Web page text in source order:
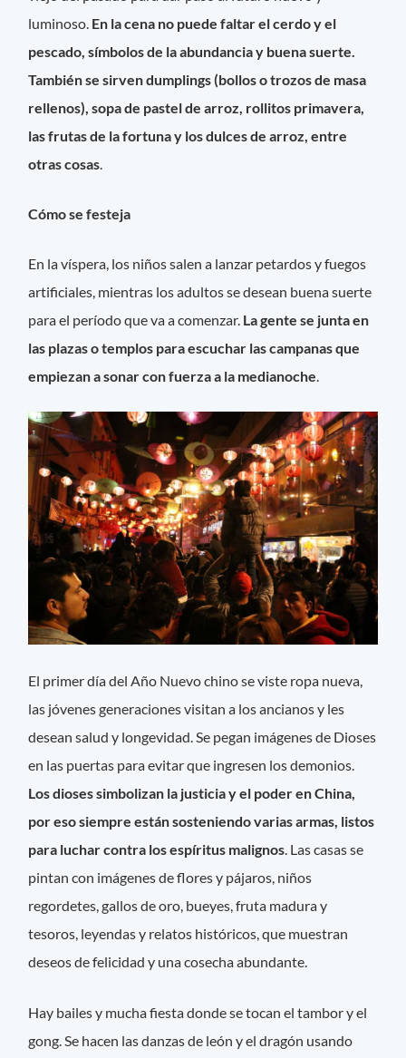
luminoso. En la cena no puede faltar el cerdo y el
pescado, símbolos de la abundancia y buena suerte.
También se sirven dumplings (bollos o trozos de masa
rellenos), sopa de pastel de arroz, rollitos primavera,
las frutas de la fortuna y los dulces de arroz, entre
otras cosas
Cómo se festeja
En la víspera, los niños salen a lanzar petardos y fuegos
artificiales, mientras los adultos se desean buena suerte
para el período que va a comenzar. La gente se junta en
las plazas o templos para escuchar las campanas que
empiezan a sonar con fuerza a la medianoche.
El primer día del Año Nuevo chino se viste ropa nueva,
las jóvenes generaciones visitan a los ancianos y les
desean salud y longevidad. Se pegan imágenes de Dioses
en las puertas para evitar que ingresen los demonios.
Los dioses simbolizan la justicia y el poder en China,
por eso siempre están sosteniendo varias armas, listos
para luchar contra los espíritus malignos. Las casas se
pintan con imágenes de flores y pájaros, niños
regordetes, gallos de oro, bueyes, fruta madura y
tesoros, leyendas y relatos históricos, que muestran
deseos de felicidad y una cosecha abundante.
Hay bailes y mucha fiesta donde se tocan el tambor y el
gong. Se hacen las danzas de león y el dragón usando